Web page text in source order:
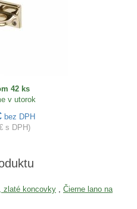
42 ks
v utorok
bez DPH
s DPH)
zlaté koncovky
Čierne lano na